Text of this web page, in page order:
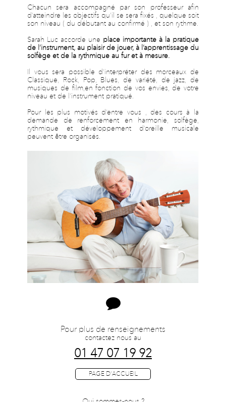
Chacun sera accompagné par son professeur afin
d’atteindre les objectifs qu’il se sera fixés , quelque soit
son niveau ( du débutant au confirmé ) , et son rythme.
Sarah Luc accorde une place importante à la pratique
de l’instrument, au plaisir de jouer, à l’apprentissage du
solfège et de la rythmique au fur et à mesure.
Il vous sera possible d’interpréter des morceaux de
Classique, Rock, Pop, Blues, de variété, de jazz, de
musiques de film,en fonction de vos envies, de votre
niveau et de l’instrument pratiqué.
Pour les plus motivés d’entre vous , des cours à la
demande de renforcement en harmonie, solfège,
rythmique et développement d’oreille musicale
peuvent être organisés.
Pour plus de renseignements
contactez nous au
01 47 07 19 92